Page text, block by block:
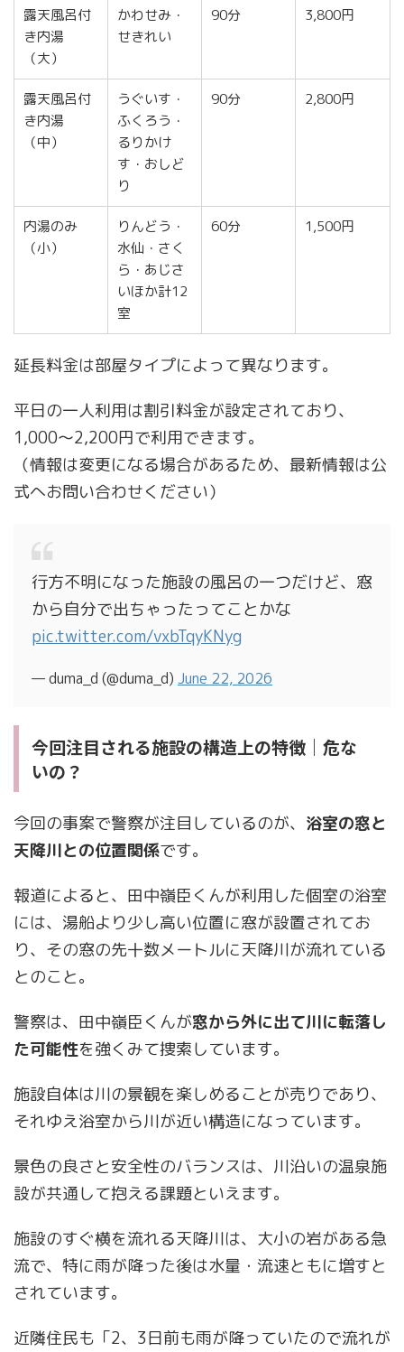
露天風呂付
き内湯
（大）
かわせみ・
せきれい
90分 3,800円
露天風呂付
き内湯
（中）
うぐいす・
ふくろう・
るりかけ
す・おしど
り
90分 2,800円
内湯のみ
（小）
りんどう・
水仙・さく
ら・あじさ
いほか計12
室
60分 1,500円
延長料金は部屋タイプによって異なります。
平日の一人利用は割引料金が設定されており、
1,000〜2,200円で利用できます。
（情報は変更になる場合があるため、最新情報は公
式へお問い合わせください）
行方不明になった施設の風呂の一つだけど、窓
から自分で出ちゃったってことかな
pic.twitter.com/vxbTqyKNyg
— duma_d (@duma_d) June 22, 2026
今回注目される施設の構造上の特徴｜危な
いの？
今回の事案で警察が注目しているのが、 浴室の窓と
天降川との位置関係です。
報道によると、田中嶺臣くんが利用した個室の浴室
には、湯船より少し高い位置に窓が設置されてお
り、その窓の先十数メートルに天降川が流れている
とのこと。
警察は、田中嶺臣くんが窓から外に出て川に転落し
た可能性を強くみて捜索しています。
施設自体は川の景観を楽しめることが売りであり、
それゆえ浴室から川が近い構造になっています。
景色の良さと安全性のバランスは、川沿いの温泉施
設が共通して抱える課題といえます。
施設のすぐ横を流れる天降川は、大小の岩がある急
流で、特に雨が降った後は水量・流速ともに増すと
されています。
近隣住民も「2、3日前も雨が降っていたので流れが